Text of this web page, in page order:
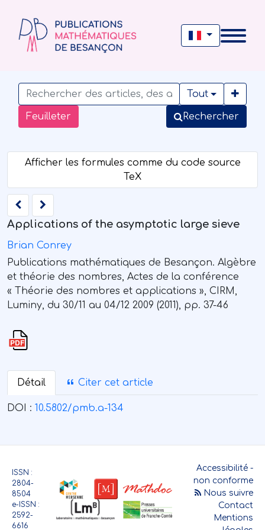
Feuilleter
Tout
Rechercher
Applications of the asymptotic large sieve
Brian Conrey
Publications mathématiques de Besançon. Algèbre
et théorie des nombres, Actes de la conférence
« Théorie des nombres et applications », CIRM,
Luminy, du 30/11 au 04/12 2009 (2011), pp. 37-46
Détail Citer cet article
DOI : 10.5802/pmb.a-134
ISSN :
2804-
8504
e-ISSN :
2592-
6616
Accessibilité -
non conforme
Nous suivre
Contact
Mentions